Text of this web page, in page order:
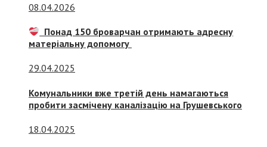
08.04.2026
Понад 150 броварчан отримають адресну
матеріальну допомогу
29.04.2025
Комунальники вже третій день намагаються
пробити засмічену каналізацію на Грушевського
18.04.2025